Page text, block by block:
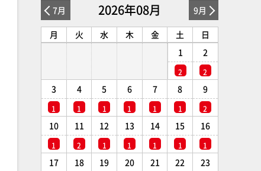
7月 2026年08月 9月
月 火 水 木 金 土
日
1
2
2
2
3
1
4
1
5
1
6
1
7
1
8
1
9
2
10
1
11
2
12
1
13
1
14
1
15
1
16
1
17 18 19 20 21 22 23